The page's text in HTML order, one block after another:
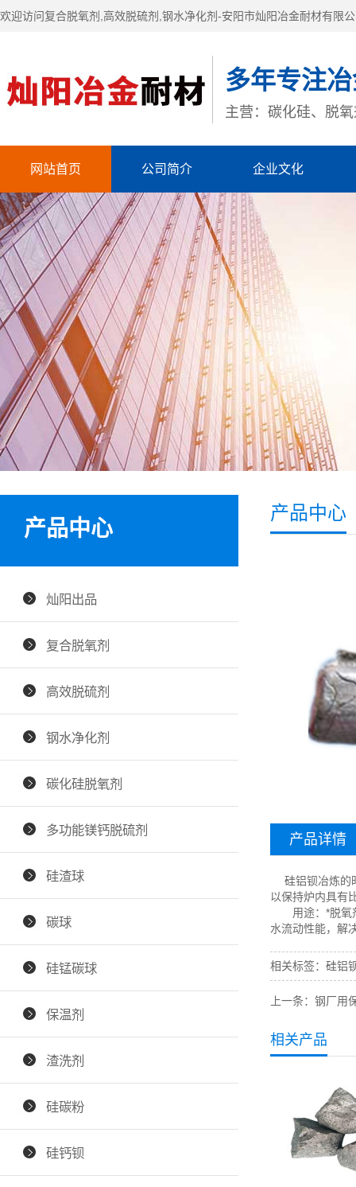
欢迎访问复合脱氧剂,高效脱硫剂,钢水净化剂-安阳市灿阳冶金耐材有限
多年专注
主营：碳化硅、脱
网站首页 公司简介 企业文化
产品中心
灿阳出品
复合脱氧剂
高效脱硫剂
钢水净化剂
碳化硅脱氧剂
多功能镁钙脱硫剂
硅渣球
碳球
硅锰碳球
保温剂
渣洗剂
硅碳粉
硅钙钡
产品中心
产品详情
硅铝钡冶炼的
以保持炉内具有
用途：*脱氧
水流动性能，解
相关标签： 硅铝
上一条： 钢厂用
相关产品